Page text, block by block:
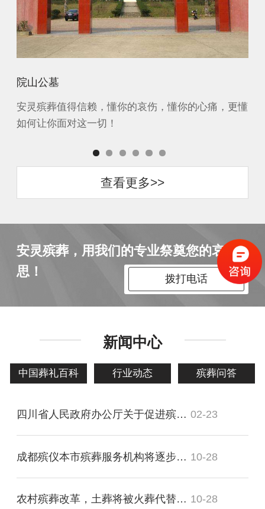
院山公墓
安灵殡葬值得信赖，懂你的哀伤，懂你的心痛，更懂
如何让你面对这一切！
查看更多>>
安灵殡葬，用我们的专业祭奠您的哀
思！
拨打电话
新闻中心
中国葬礼百科 行业动态 殡葬问答
四川省人民政府办公厅关于促进殡葬事业 02-23
成都殡仪本市殡葬服务机构将逐步开放守 10-28
农村殡葬改革，土葬将被火葬代替，两者 10-28